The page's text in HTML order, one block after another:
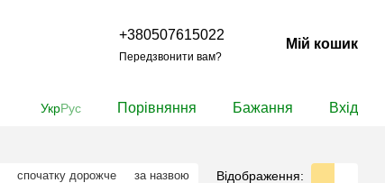
+380507615022
Передзвонити вам?
Мій кошик
УкрРус Порівняння Бажання Вхід
спочатку дорожче за назвою Відображення: